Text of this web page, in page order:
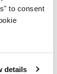
to consent
details